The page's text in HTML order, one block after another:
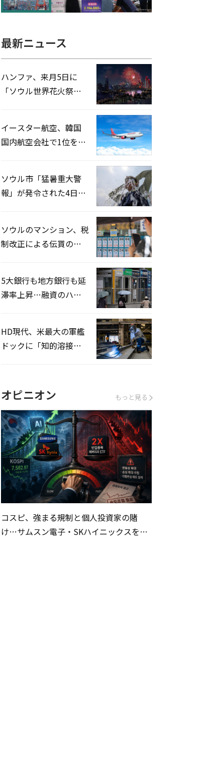
最新ニュース
ハンファ、来月5日に
「ソウル世界花火祭り
イースター航空、韓国
国内航空会社で1位を記
ソウル市「猛暑重大警
報」が発令された4日、
ソウルのマンション、税
制改正による伝貰の月
5大銀行も地方銀行も延
滞率上昇…融資のハー
HD現代、米最大の軍艦
ドックに「知的溶接」
オピニオン もっと見る
コスピ、強まる規制と個人投資家の賭
け…サムスン電子・SKハイニックスを巡